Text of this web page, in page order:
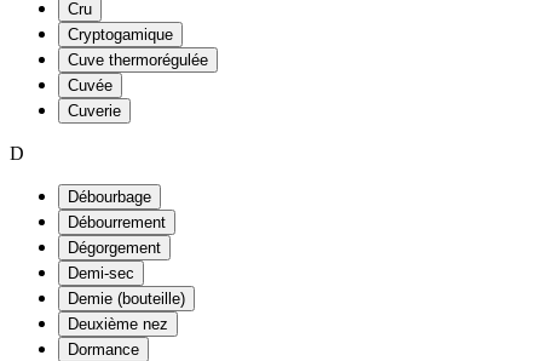
Cru
Cryptogamique
Cuve thermorégulée
Cuvée
Cuverie
D
Débourbage
Débourrement
Dégorgement
Demi-sec
Demie (bouteille)
Deuxième nez
Dormance